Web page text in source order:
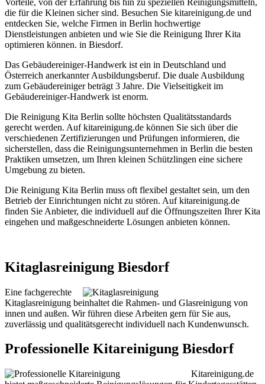
die für die Kleinen sicher sind. Besuchen Sie kitareinigung.de und
entdecken Sie, welche Firmen in Berlin hochwertige
Dienstleistungen anbieten und wie Sie die Reinigung Ihrer Kita
optimieren können. in Biesdorf.
Das Gebäudereiniger-Handwerk ist ein in Deutschland und
Österreich anerkannter Ausbildungsberuf. Die duale Ausbildung
zum Gebäudereiniger beträgt 3 Jahre. Die Vielseitigkeit im
Gebäudereiniger-Handwerk ist enorm.
Die Reinigung Kita Berlin sollte höchsten Qualitätsstandards
gerecht werden. Auf kitareinigung.de können Sie sich über die
verschiedenen Zertifizierungen und Prüfungen informieren, die
sicherstellen, dass die Reinigungsunternehmen in Berlin die besten
Praktiken umsetzen, um Ihren kleinen Schützlingen eine sichere
Umgebung zu bieten.
Die Reinigung Kita Berlin muss oft flexibel gestaltet sein, um den
Betrieb der Einrichtungen nicht zu stören. Auf kitareinigung.de
finden Sie Anbieter, die individuell auf die Öffnungszeiten Ihrer Kita
eingehen und maßgeschneiderte Lösungen anbieten können.
Kitaglasreinigung Biesdorf
Eine fachgerechte
Kitaglasreinigung beinhaltet die Rahmen- und Glasreinigung von
innen und außen. Wir führen diese Arbeiten gern für Sie aus,
zuverlässig und qualitätsgerecht individuell nach Kundenwunsch.
Professionelle Kitareinigung Biesdorf
Kitareinigung.de